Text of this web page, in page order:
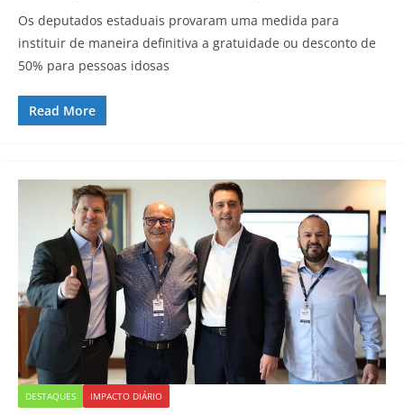
Os deputados estaduais provaram uma medida para
instituir de maneira definitiva a gratuidade ou desconto de
50% para pessoas idosas
Read More
DESTAQUES IMPACTO DIÁRIO